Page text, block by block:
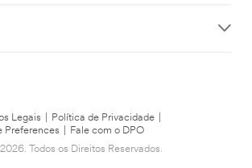
Legais Política de Privacidade
Preferences
Fale com o DPO
Todos os Direitos Reservados.